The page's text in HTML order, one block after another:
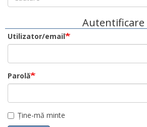
Autentificare
Utilizator/email
Parolă
Ține-mă minte